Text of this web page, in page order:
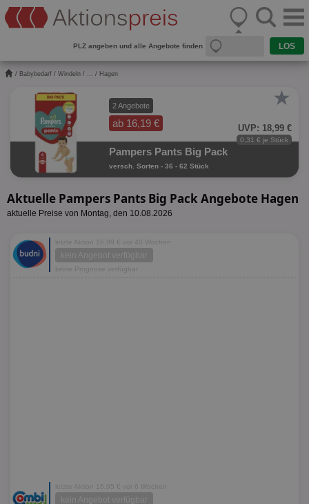
PLZ angeben und alle Angebote finden
/ Babybedarf / Windeln / ... / Hagen
2 Angebote
ab 16,19 €
★
UVP: 18,99 €
0,31 € je Stück
Pampers Pants Big Pack
versch. Sorten - 36 - 62 Stück
Aktuelle Pampers Pants Big Pack Angebote Hagen
aktuelle Preise von Montag, den 10.08.2026
letzte Aktion 16,99 € vor 40 Wochen
kein Angebot verfügbar
keine Prognose verfügbar
letzte Aktion 16,95 € vor 6 Wochen
kein Angebot verfügbar